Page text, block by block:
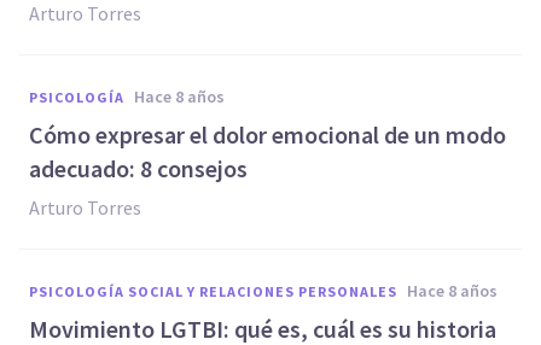
Arturo Torres
PSICOLOGÍA hace 8 años
Cómo expresar el dolor emocional de un modo
adecuado: 8 consejos
Arturo Torres
PSICOLOGÍA SOCIAL Y RELACIONES PERSONALES hace 8 años
Movimiento LGTBI: qué es, cuál es su historia